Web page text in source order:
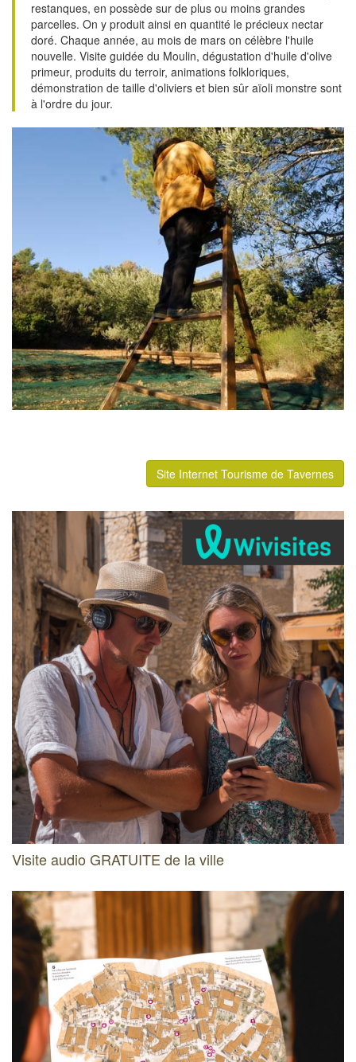
restanques, en possède sur de plus ou moins grandes
parcelles. On y produit ainsi en quantité le précieux nectar
doré. Chaque année, au mois de mars on célèbre l'huile
nouvelle. Visite guidée du Moulin, dégustation d'huile d'olive
primeur, produits du terroir, animations folkloriques,
démonstration de taille d'oliviers et bien sûr aïoli monstre sont
à l'ordre du jour.
Site Internet Tourisme de Tavernes
Visite audio GRATUITE de la ville